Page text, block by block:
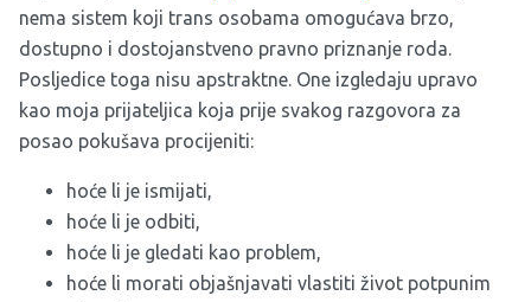
nema sistem koji trans osobama omogućava brzo,
dostupno i dostojanstveno pravno priznanje roda.
Posljedice toga nisu apstraktne. One izgledaju upravo
kao moja prijateljica koja prije svakog razgovora za
posao pokušava procijeniti:
hoće li je ismijati,
hoće li je odbiti,
hoće li je gledati kao problem,
hoće li morati objašnjavati vlastiti život potpunim